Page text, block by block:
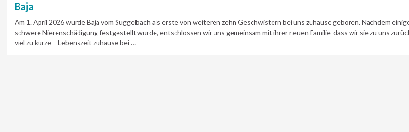
Baja
Am 1. April 2026 wurde Baja vom Süggelbach als erste von weiteren zehn Geschwistern bei uns zuhause geboren. Nachdem
schwere Nierenschädigung festgestellt wurde, entschlossen wir uns gemeinsam mit ihrer neuen Familie, dass wir sie zu uns
viel zu kurze – Lebenszeit zuhause bei …